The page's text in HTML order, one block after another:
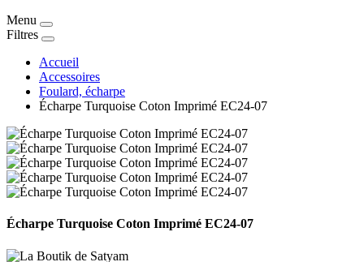
Menu
Filtres
Accueil
Accessoires
Foulard, écharpe
Écharpe Turquoise Coton Imprimé EC24-07
Écharpe Turquoise Coton Imprimé EC24-07